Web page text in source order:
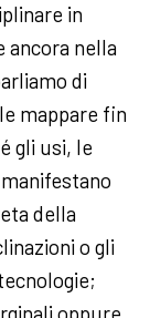
in
ancora nella
di
mappare fin
gli usi, le
della
o gli